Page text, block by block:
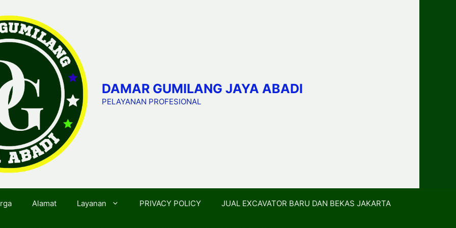
DAMAR GUMILANG JAYA ABADI
PELAYANAN PROFESIONAL
Alamat Layanan PRIVACY POLICY JUAL EXCAVATOR BARU DAN BEKAS JAKARTA